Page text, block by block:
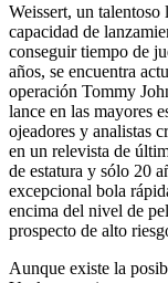
Weissert, un talentoso
capacidad de
conseguir tiempo de
años, se encuentra
operación Tommy
lance en las mayores
ojeadores y analistas
en un relevista de
de estatura y sólo 20
excepcional bola
encima del nivel de
prospecto de alto
Aunque existe la